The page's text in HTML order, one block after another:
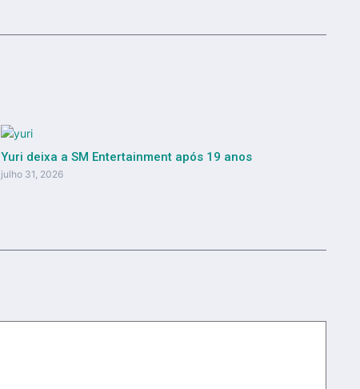
Yuri deixa a SM Entertainment após 19 anos
julho 31, 2026